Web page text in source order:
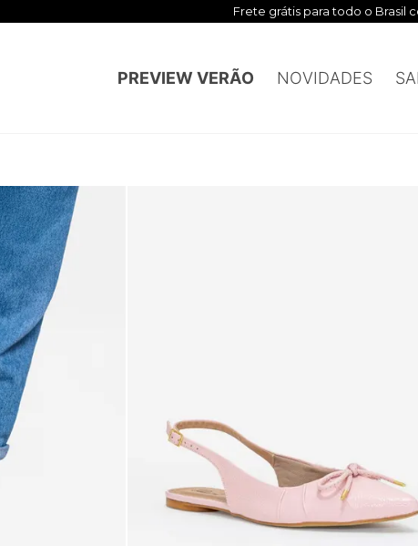
Frete grátis para todo o Brasil
PREVIEW VERÃO NOVIDADES